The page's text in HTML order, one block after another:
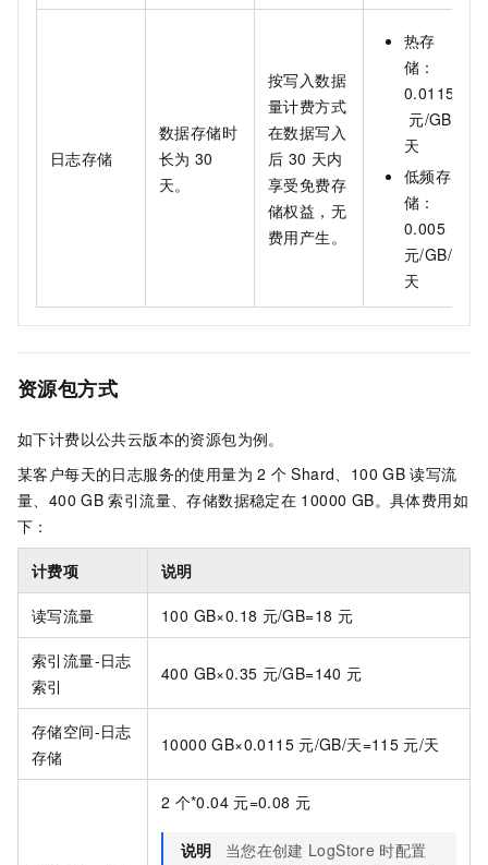
日志存储
数据存储时
长为 30
天。
按写入数据
量计费方式
在数据写入
后 30 天内
享受免费存
储权益，无
费用产生。
热存
储：
0.0115
元/GB/
天
低频存
储：
0.005
元/GB/
天
资源包方式
如下计费以公共云版本的资源包为例。
某客户每天的日志服务的使用量为 2 个 Shard、100 GB 读写流
量、400 GB 索引流量、存储数据稳定在 10000 GB。具体费用如
下：
计费项 说明
读写流量 100 GB×0.18 元/GB=18 元
索引流量-日志
索引
400 GB×0.35 元/GB=140 元
存储空间-日志
存储
10000 GB×0.0115 元/GB/天=115 元/天
2 个*0.04 元=0.08 元
说明 当您在创建 LogStore 时配置